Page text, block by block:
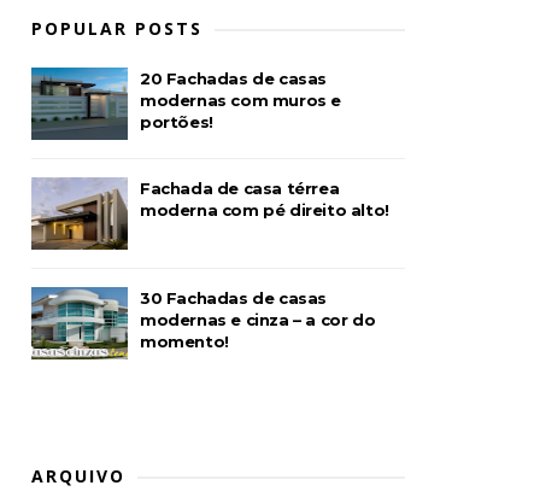
POPULAR POSTS
20 Fachadas de casas
modernas com muros e
portões!
Fachada de casa térrea
moderna com pé direito alto!
30 Fachadas de casas
modernas e cinza – a cor do
momento!
ARQUIVO